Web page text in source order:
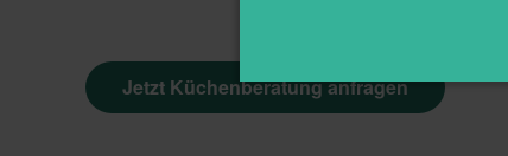
Jetzt Küchenberatung anfragen